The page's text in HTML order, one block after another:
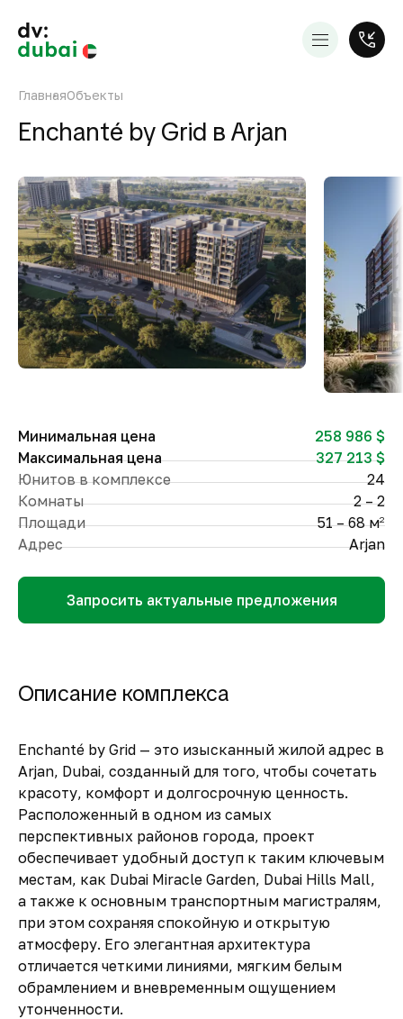
ГлавнаяОбъекты
Enchanté by Grid в Arjan
Минимальная цена
258 986 $
Максимальная цена
327 213 $
Юнитов в комплексе
24
Комнаты
2 – 2
Площади
51 – 68 м2
Адрес Arjan
Запросить актуальные предложения
Описание комплекса
Enchanté by Grid — это изысканный жилой адрес в
Arjan, Dubai, созданный для того, чтобы сочетать
красоту, комфорт и долгосрочную ценность.
Расположенный в одном из самых
перспективных районов города, проект
обеспечивает удобный доступ к таким ключевым
местам, как Dubai Miracle Garden, Dubai Hills Mall,
а также к основным транспортным магистралям,
при этом сохраняя спокойную и открытую
атмосферу. Его элегантная архитектура
отличается четкими линиями, мягким белым
обрамлением и вневременным ощущением
утонченности.